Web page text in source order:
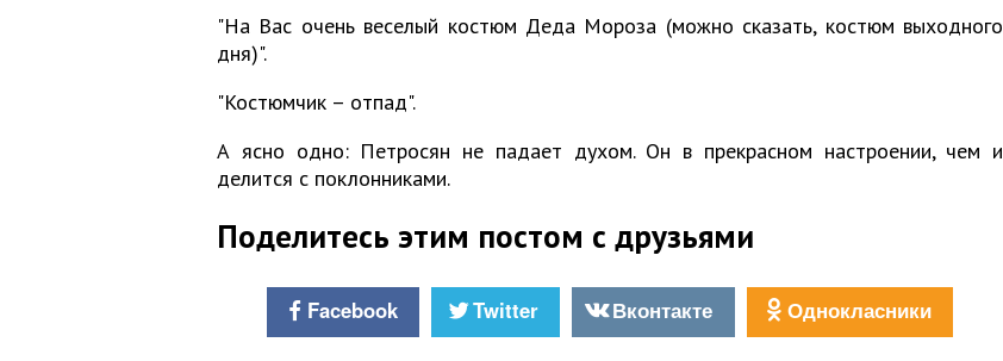
"На Вас очень веселый костюм Деда Мороза (можно сказать, костюм выходного
дня)".
"Костюмчик – отпад".
А ясно одно: Петросян не падает духом. Он в прекрасном настроении, чем и
делится с поклонниками.
Поделитесь этим постом с друзьями
Facebook Twitter Вконтакте Однокласники